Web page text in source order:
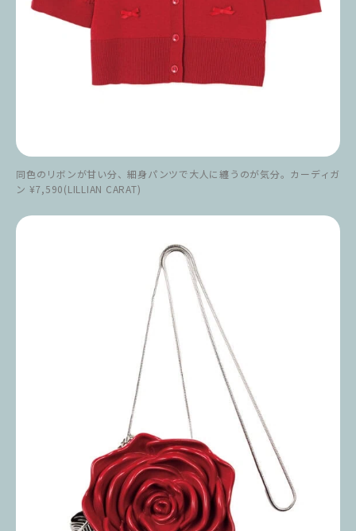
同色のリボンが甘い分、細身パンツで大人に纏うのが気分。カーディガ
ン ¥7,590(LILLIAN CARAT)